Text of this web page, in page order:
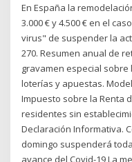
En España la
3.000 € y 4.500 € en el
virus" de suspender la
270. Resumen anual de
gravamen especial
loterías y apuestas.
Impuesto sobre la Renta
residentes sin
Declaración Informativa.
domingo suspenderá
avance del Covid-19 La